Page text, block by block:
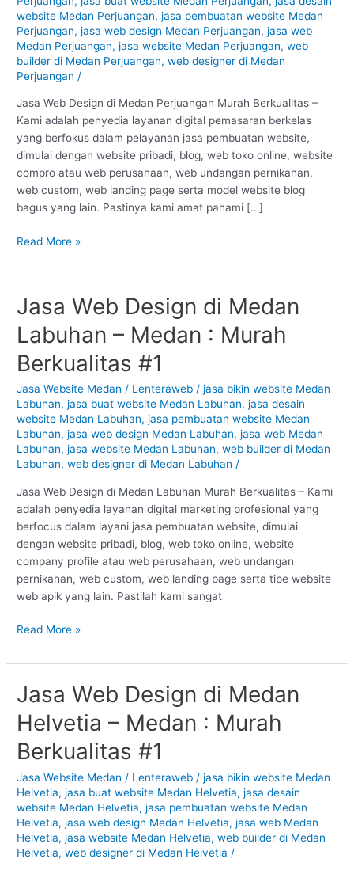
website Medan Perjuangan,jasa pembuatan website Medan
Perjuangan,jasa web design Medan Perjuangan,jasa web
Medan Perjuangan,jasa website Medan Perjuangan,web
builder di Medan Perjuangan,web designer di Medan
Perjuangan /
Jasa Web Design di Medan Perjuangan Murah Berkualitas –
Kami adalah penyedia layanan digital pemasaran berkelas
yang berfokus dalam pelayanan jasa pembuatan website,
dimulai dengan website pribadi, blog, web toko online, website
compro atau web perusahaan, web undangan pernikahan,
web custom, web landing page serta model website blog
bagus yang lain. Pastinya kami amat pahami […]
Medan
:
Murah
Berkualitas
Read More »
Jasa Web Design di Medan
Labuhan – Medan : Murah
Berkualitas #1
Jasa Website Medan / Lenteraweb/jasa bikin website Medan
Labuhan,jasa buat website Medan Labuhan,jasa desain
website Medan Labuhan,jasa pembuatan website Medan
Labuhan,jasa web design Medan Labuhan,jasa web Medan
Labuhan,jasa website Medan Labuhan,web builder di Medan
Labuhan,web designer di Medan Labuhan /
Jasa Web Design di Medan Labuhan Murah Berkualitas – Kami
adalah penyedia layanan digital marketing profesional yang
berfocus dalam layani jasa pembuatan website, dimulai
dengan website pribadi, blog, web toko online, website
company profile atau web perusahaan, web undangan
pernikahan, web custom, web landing page serta tipe website
web apik yang lain. Pastilah kami sangat
Jasa
Web
Design
di
Medan
Labuhan
–
Medan
:
Murah
Berkualitas
#1
Read More »
Jasa Web Design di Medan
Helvetia – Medan : Murah
Berkualitas #1
Jasa Website Medan / Lenteraweb /jasa bikin website Medan
Helvetia,jasa buat website Medan Helvetia,jasa desain
website Medan Helvetia,jasa pembuatan website Medan
Helvetia,jasa web design Medan Helvetia,jasa web Medan
Helvetia,jasa website Medan Helvetia,web builder di Medan
Helvetia,web designer di Medan Helvetia /
Jasa
Web
Design
di
Medan
Helvetia
–
Medan
:
Murah
Berkualitas